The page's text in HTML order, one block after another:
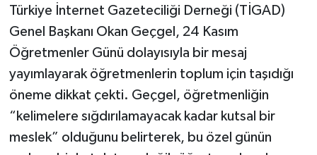
Türkiye İnternet Gazeteciliği Derneği (TİGAD)
Genel Başkanı Okan Geçgel, 24 Kasım
Öğretmenler Günü dolayısıyla bir mesaj
yayımlayarak öğretmenlerin toplum için taşıdığı
öneme dikkat çekti. Geçgel, öğretmenliğin
“kelimelere sığdırılamayacak kadar kutsal bir
meslek” olduğunu belirterek, bu özel günün